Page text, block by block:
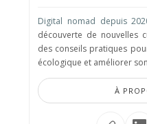
Digital nomad depuis
découverte de nouvelles
des conseils pratiques
écologique et améliorer
À